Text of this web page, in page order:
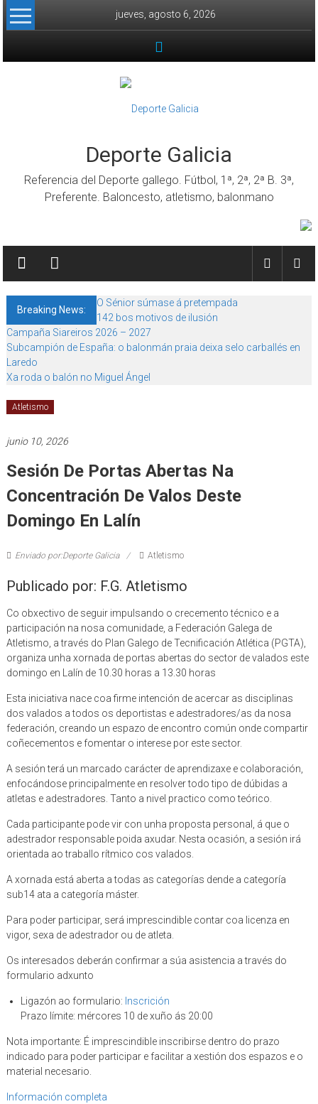
Skip to content
jueves, agosto 6, 2026
Deporte Galicia
Referencia del Deporte gallego. Fútbol, 1ª, 2ª, 2ª B. 3ª,
Preferente. Baloncesto, atletismo, balonmano
Breaking News:
O Sénior súmase á pretempada
142 bos motivos de ilusión
Campaña Siareiros 2026 – 2027
Subcampión de España: o balonmán praia deixa selo carballés en
Laredo
Xa roda o balón no Miguel Ángel
Atletismo
junio 10, 2026
Sesión De Portas Abertas Na
Concentración De Valos Deste
Domingo En Lalín
Enviado por:Deporte Galicia Atletismo
Publicado por: F.G. Atletismo
Co obxectivo de seguir impulsando o crecemento técnico e a
participación na nosa comunidade, a Federación Galega de
Atletismo, a través do Plan Galego de Tecnificación Atlética (PGTA),
organiza unha xornada de portas abertas do sector de valados este
domingo en Lalín de 10.30 horas a 13.30 horas
Esta iniciativa nace coa firme intención de acercar as disciplinas
dos valados a todos os deportistas e adestradores/as da nosa
federación, creando un espazo de encontro común onde compartir
coñecementos e fomentar o interese por este sector.
A sesión terá un marcado carácter de aprendizaxe e colaboración,
enfocándose principalmente en resolver todo tipo de dúbidas a
atletas e adestradores. Tanto a nivel practico como teórico.
Cada participante pode vir con unha proposta personal, á que o
adestrador responsable poida axudar. Nesta ocasión, a sesión irá
orientada ao traballo rítmico cos valados.
A xornada está aberta a todas as categorías dende a categoría
sub14 ata a categoría máster.
Para poder participar, será imprescindible contar coa licenza en
vigor, sexa de adestrador ou de atleta.
Os interesados deberán confirmar a súa asistencia a través do
formulario adxunto
Ligazón ao formulario: Inscrición
Prazo límite: mércores 10 de xuño ás 20:00
Nota importante: É imprescindible inscribirse dentro do prazo
indicado para poder participar e facilitar a xestión dos espazos e o
material necesario.
Información completa